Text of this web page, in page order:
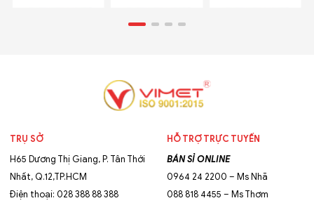
TRỤ SỞ
H65 Dương Thị Giang, P. Tân Thới
Nhất, Q.12,TP.HCM
Điện thoại: 028 388 88 388
HỖ TRỢ TRỰC TUYẾN
BÁN SỈ ONLINE
0964 24 2200 – Ms Nhã
088 818 4455 – Ms Thơm